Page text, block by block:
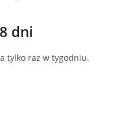
dni
tylko raz w tygodniu.